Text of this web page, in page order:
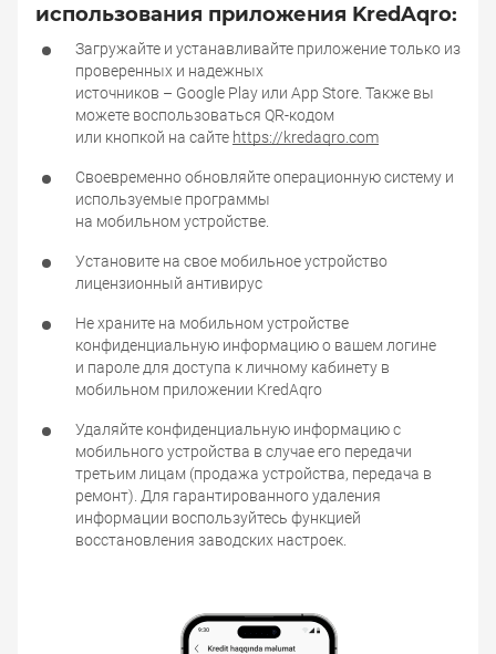
использования приложения KredAqro:
Рекомендации для безопасного
Загружайте и устанавливайте приложение только из
проверенных и надежных
источников – Google Play или App Store. Также вы
можете воспользоваться QR-кодом
или кнопкой на сайте https://kredaqro.com
Своевременно обновляйте операционную систему и
используемые программы
на мобильном устройстве.
Установите на свое мобильное устройство
лицензионный антивирус
Не храните на мобильном устройстве
конфиденциальную информацию о вашем логине
и пароле для доступа к личному кабинету в
мобильном приложении KredAqro
Удаляйте конфиденциальную информацию с
мобильного устройства в случае его передачи
третьим лицам (продажа устройства, передача в
ремонт). Для гарантированного удаления
информации воспользуйтесь функцией
восстановления заводских настроек.